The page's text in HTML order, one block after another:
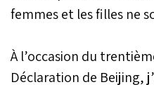
femmes et les filles ne
À l’occasion du
Déclaration de Beijing,